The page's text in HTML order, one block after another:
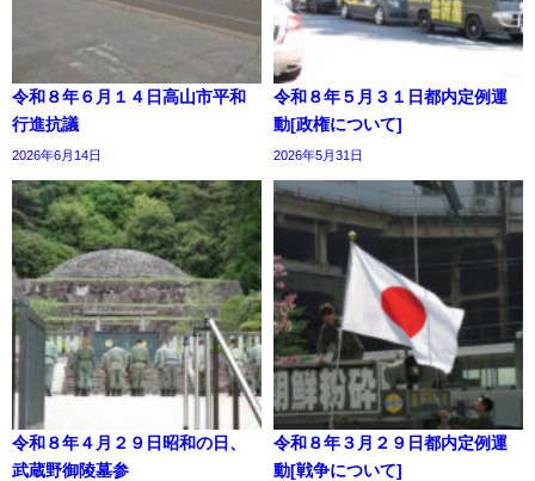
令和８年６月１４日高山市平和
行進抗議
2026年6月14日
令和８年５月３１日都内定例運
動[政権について]
2026年5月31日
令和８年４月２９日昭和の日、
武蔵野御陵墓参
令和８年３月２９日都内定例運
動[戦争について]